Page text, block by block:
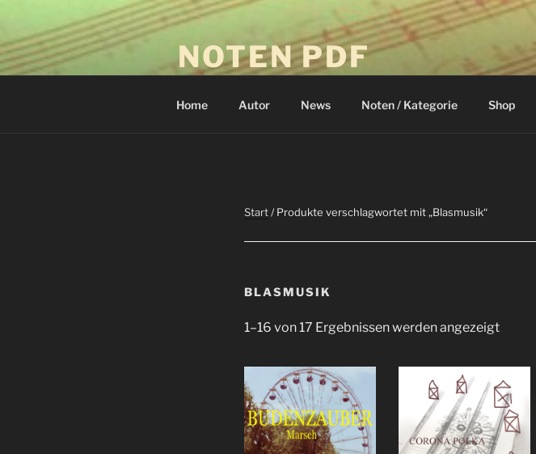
springen
NOTEN PDF
Home Autor News Noten / Kategorie Shop
Start/ Produkte verschlagwortet mit „Blasmusik“
BLASMUSIK
1–16 von 17 Ergebnissen werden angezeigt